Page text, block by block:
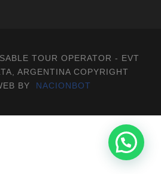
TOUR OPERATOR - EVT
ARGENTINA COPYRIGHT
BY NACIONBOT